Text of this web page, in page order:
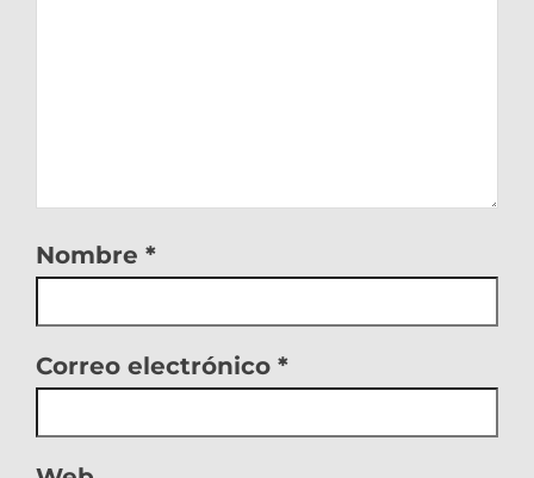
Nombre *
Correo electrónico *